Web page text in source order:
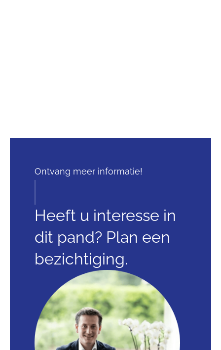
Ontvang meer informatie!
Heeft u interesse in
dit pand? Plan een
bezichtiging.